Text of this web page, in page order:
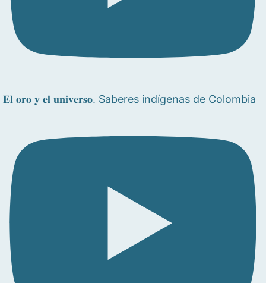
𝐄𝐥 𝐨𝐫𝐨 𝐲 𝐞𝐥 𝐮𝐧𝐢𝐯𝐞𝐫𝐬𝐨. Saberes indígenas de Colombia